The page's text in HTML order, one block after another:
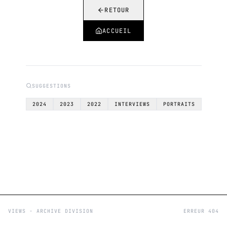
RETOUR
ACCUEIL
SUGGESTIONS
2024 2023 2022 INTERVIEWS PORTRAITS
VIEWS - ARCHIVE DIVISION ERREUR 404